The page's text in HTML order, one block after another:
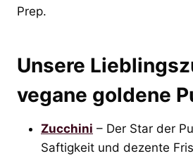
Prep.
Unsere
vegane goldene
Zucchini – Der Star der
Saftigkeit und dezente